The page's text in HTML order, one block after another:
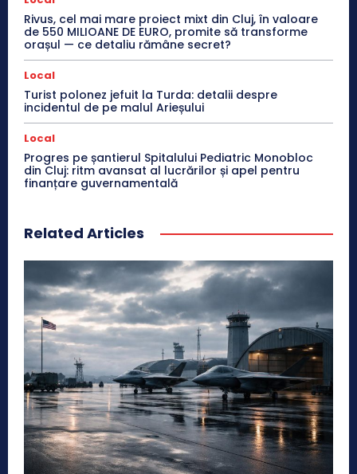
Rivus, cel mai mare proiect mixt din Cluj, în valoare
de 550 MILIOANE DE EURO, promite să transforme
orașul — ce detaliu rămâne secret?
Local
Turist polonez jefuit la Turda: detalii despre
incidentul de pe malul Arieșului
Local
Progres pe șantierul Spitalului Pediatric Monobloc
din Cluj: ritm avansat al lucrărilor și apel pentru
finanțare guvernamentală
Related Articles